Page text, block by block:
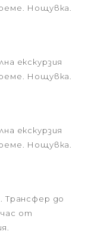
Нощувка.
екскурзия
Нощувка.
екскурзия
Нощувка.
Трансфер до
от